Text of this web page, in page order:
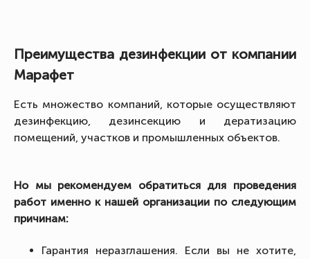
Преимущества дезинфекции от компании
Марафет
Есть множество компаний, которые осуществляют
дезинфекцию, дезинсекцию и дератизацию
помещений, участков и промышленных объектов.
Но мы рекомендуем обратиться для проведения
работ именно к нашей организации по следующим
причинам:
Гарантия неразглашения. Если вы не хотите,